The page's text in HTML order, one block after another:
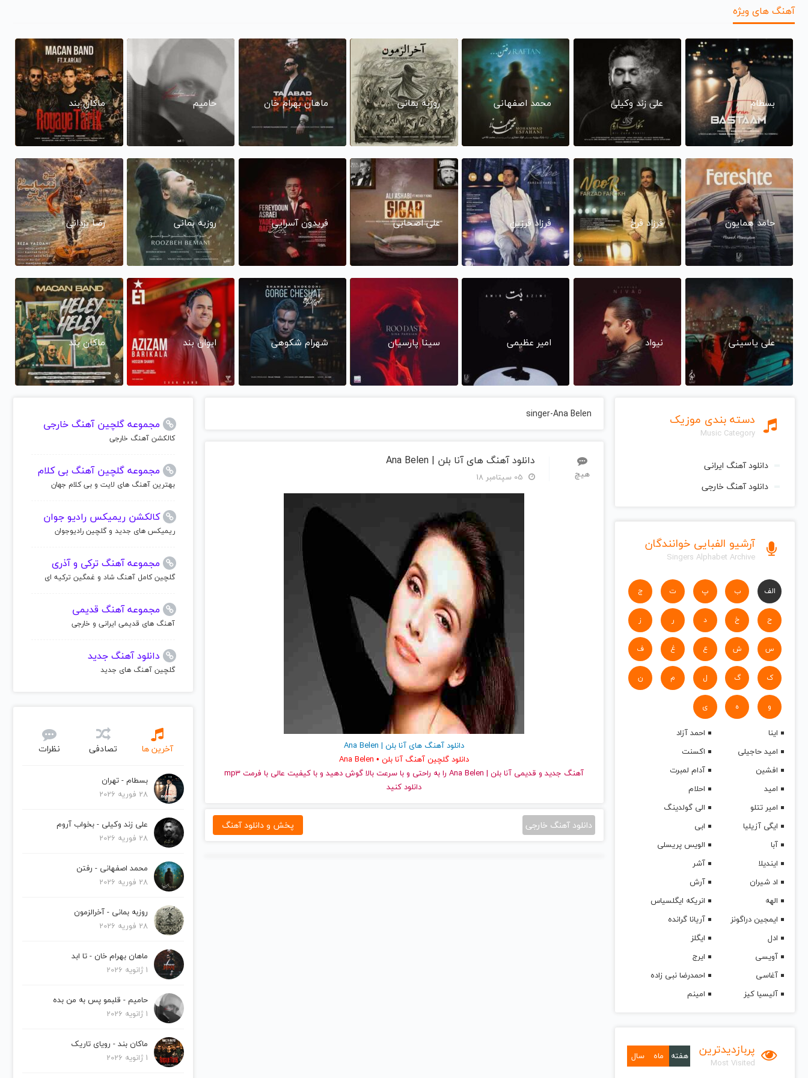
آهنگ های ویژه
بسطام علی زند وکیلی محمد اصفهانی روزبه بمانی ماهان بهرام خان حامیم ماکان بند
حامد همایون فرزاد فرخ فرزاد فرزین علی اصحابی فریدون آسرایی روزبه بمانی رضا یزدانی
علی یاسینی نیواد امیر عظیمی سینا پارسیان شهرام شکوهی ایوان بند ماکان بند
دسته بندی موزیک
Music Category
دانلود آهنگ ایرانی
دانلود آهنگ خارجی
آرشیو الفبایی خوانندگان
Singers Alphabet Archive
الف ب پ ت ج
ح خ د ر ز
س ش ع غ ف
ک گ ل م ن
و ه ی
اینا
احمد آزاد
امید حاجیلی
اکسنت
افشین
آدام لمبرت
امید
احلام
امیر تتلو
الی گولدینگ
ایگی آزیلیا
ابی
آبا
الویس پریسلی
ایندیلا
آشر
اد شیران
آرش
الهه
انریکه ایگلسیاس
ایمجین دراگونز
آریانا گرانده
ادل
ایگلز
آویسی
ایرج
آغاسی
احمدرضا نبی زاده
آلیسیا کیز
امینم
پربازدیدترین
Most Visited
هفته ماه سال
singer-Ana Belen
هیچ
دانلود آهنگ های آنا بلن | Ana Belen
دانلود آهنگ های آنا بلن | Ana Belen
دانلود گلچین آهنگ آنا بلن • Ana Belen
آهنگ جدید
و قدیمی آنا بلن | Ana Belen را به راحتی و با سرعت بالا گوش دهید و با کیفیت عالی با فرمت mp3
دانلود کنید
دانلود آهنگ خارجی پخش و دانلود آهنگ
مجموعه گلچین آهنگ خارجی
کالکشن آهنگ خارجی
مجموعه گلچین آهنگ بی کلام
بهترین آهنگ های لایت و بی کلام جهان
کالکشن ریمیکس رادیو جوان
ریمیکس های جدید و گلچین رادیوجوان
مجموعه آهنگ ترکی و آذری
گلچین کامل آهنگ شاد و غمگین ترکیه ای
مجموعه آهنگ قدیمی
آهنگ های قدیمی ایرانی و خارجی
دانلود آهنگ جدید
گلچین آهنگ های جدید
آخرین ها تصادفی نظرات
بسطام - تهران
28 فوریه 2026
علی زند وکیلی - بخواب آروم
28 فوریه 2026
محمد اصفهانی - رفتن
28 فوریه 2026
روزبه بمانی - آخرالزمون
28 فوریه 2026
ماهان بهرام خان - تا ابد
1 ژانویه 2026
حامیم - قلبمو پس به من بده
1 ژانویه 2026
ماکان بند - رویای تاریک
1 ژانویه 2026